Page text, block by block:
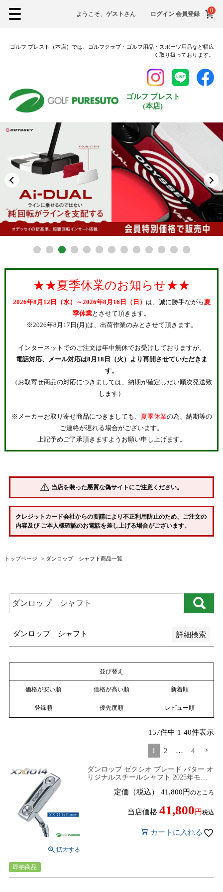
ようこそ、 ゲスト さん ログイン 会員登録 0
ゴルフ プレスト（本店）では、ゴルフクラブ・ゴルフ用品・スポーツ用品など幅広
く取り扱っております。
ゴルフ プレスト
(本店)
★★夏季休業のお知らせ★★
2026年8月12日（水）～2026年8月16日（日） は、誠に勝手ながら夏
季休業とさせて頂きます。
※2026年8月17日(月)は、出荷作業のみとさせて頂きます。
インターネットでのご注文は年中無休でお受けしておりますが、
電話対応、メール対応は8月18日（火）より再開させていただきま
す。
（お取寄せ商品の対応につきましては、納期が確定しだい順次発送致
します）
※メーカーお取り寄せ商品につきましても、 夏季休業の為、納期等の
ご連絡が遅れる場合がございます。
上記予めご了承頂きますようお願い申し上げます。
当店を装った悪質な偽サイトにご注意ください。
クレジットカード会社からの要請により不正利用防止のため、ご注文の
内容及び ご本人様確認のお電話を差し上げる場合がございます。
トップページ ダンロップ シャフト商品一覧
ダンロップ シャフト 詳細検索
XXLサイズ
24.0cm
24.5cm
25.0cm
26.0cm
26.5cm
27.0cm
28.5cm
在庫なし商品を表示しない
お取り寄せ・予約商品
商品番号/JANコード
新着順
登録順
価格が安い順
検索
並び替え
価格が安い順 価格が高い順 新着順
登録順 優先度順 レビュー順
157件中 1-40件表示
1 2 … 4
ダンロップ ゼクシオ ブレード パター オ
リジナルスチールシャフト 2025年モデ
定価（税込） 41,800 のところ
当店価格 41,800 税込
カートに入れる
即納商品